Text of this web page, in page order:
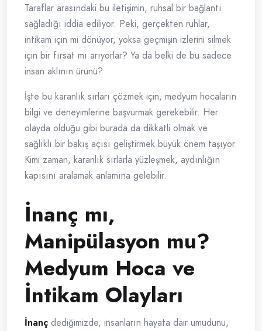
Taraflar arasındaki bu iletişimin, ruhsal bir bağlantı
sağladığı iddia ediliyor. Peki, gerçekten ruhlar,
intikam için mi dönüyor, yoksa geçmişin izlerini silmek
için bir fırsat mı arıyorlar? Ya da belki de bu sadece
insan aklının ürünü?
İşte bu karanlık sırları çözmek için, medyum hocaların
bilgi ve deneyimlerine başvurmak gerekebilir. Her
olayda olduğu gibi burada da dikkatli olmak ve
sağlıklı bir bakış açısı geliştirmek büyük önem taşıyor.
Kimi zaman, karanlık sırlarla yüzleşmek, aydınlığın
kapısını aralamak anlamına gelebilir.
İnanç mı,
Manipülasyon mu?
Medyum Hoca ve
İntikam Olayları
İnanç dediğimizde, insanların hayata dair umudunu,